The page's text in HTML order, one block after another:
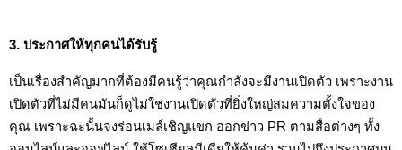
3. ประกาศให้ทุกคนได้รับรู้
เป็นเรื่องสำคัญมากที่ต้องมีคนรู้ว่าคุณกำลังจะมีงานเปิดตัว เพราะงาน
เปิดตัวที่ไม่มีคนมันก็ดูไม่ใช่งานเปิดตัวที่ยิ่งใหญ่สมความตั้งใจของ
คุณ เพราะฉะนั้นจงร่อนเมล์เชิญแขก ออกข่าว PR ตามสื่อต่างๆ ทั้ง